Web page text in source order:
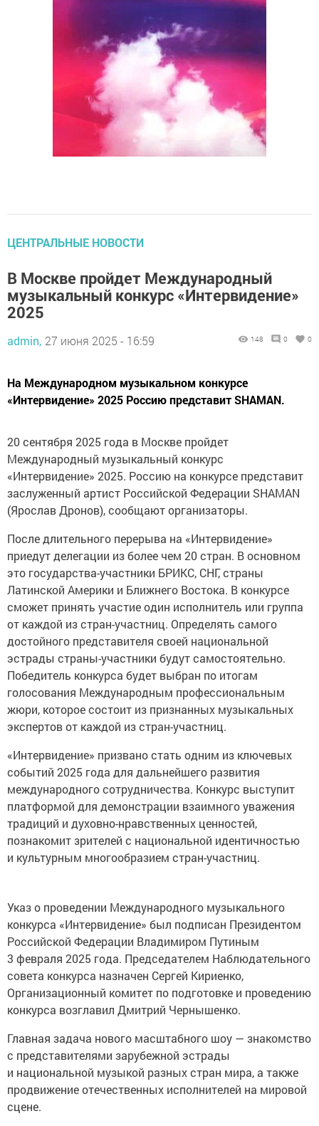
ЦЕНТРАЛЬНЫЕ НОВОСТИ
В Москве пройдет Международный
музыкальный конкурс «Интервидение»
2025
admin, 27 июня 2025 - 16:59 148 0 0
На Международном музыкальном конкурсе
«Интервидение» 2025 Россию представит SHAMAN.
20 сентября 2025 года в Москве пройдет
Международный музыкальный конкурс
«Интервидение» 2025. Россию на конкурсе представит
заслуженный артист Российской Федерации SHAMAN
(Ярослав Дронов), сообщают организаторы.
После длительного перерыва на «Интервидение»
приедут делегации из более чем 20 стран. В основном
это государства-участники БРИКС, СНГ, страны
Латинской Америки и Ближнего Востока. В конкурсе
сможет принять участие один исполнитель или группа
от каждой из стран-участниц. Определять самого
достойного представителя своей национальной
эстрады страны-участники будут самостоятельно.
Победитель конкурса будет выбран по итогам
голосования Международным профессиональным
жюри, которое состоит из признанных музыкальных
экспертов от каждой из стран-участниц.
«Интервидение» призвано стать одним из ключевых
событий 2025 года для дальнейшего развития
международного сотрудничества. Конкурс выступит
платформой для демонстрации взаимного уважения
традиций и духовно-нравственных ценностей,
познакомит зрителей с национальной идентичностью
и культурным многообразием стран-участниц.
Указ о проведении Международного музыкального
конкурса «Интервидение» был подписан Президентом
Российской Федерации Владимиром Путиным
3 февраля 2025 года. Председателем Наблюдательного
совета конкурса назначен Сергей Кириенко,
Организационный комитет по подготовке и проведению
конкурса возглавил Дмитрий Чернышенко.
Главная задача нового масштабного шоу — знакомство
с представителями зарубежной эстрады
и национальной музыкой разных стран мира, а также
продвижение отечественных исполнителей на мировой
сцене.